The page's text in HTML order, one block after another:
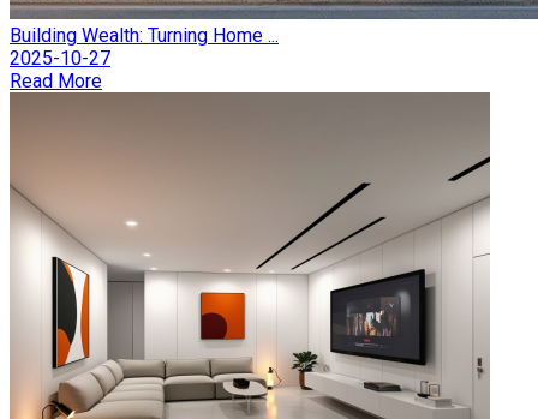
Building Wealth: Turning Home ...
2025-10-27
Read More